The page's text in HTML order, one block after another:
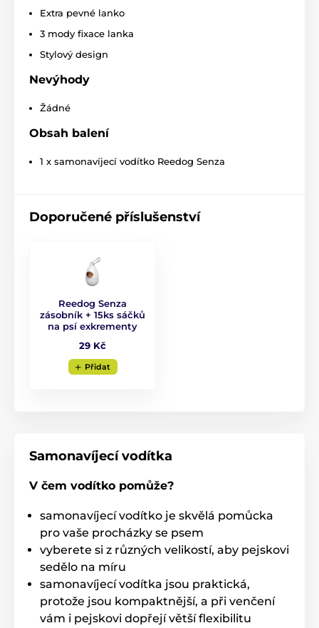
Vodítka Reedog jsou osazena lankem, které se
využívá ve vojenství při výrobě padáků, proto se
vyznačuje výbornou schopností vydržet zátěž.
Jediným stiskem: pohotová kontrola
nebo projíždějící auto, vodítko Reedog Senza vám
dovolí přesnou kontrolu intuitivním ovládáním
brzdového tlačítka.Jedním stiskem si tak pohotově
přitáhnete, zastavíte nebo uvolnítespeciální lanko
vodítka, které se nikdy nezamotá
Technické specifikace se mohou změnit bez
výslovného upozornění. Obrázky mají pouze
ilustrativní charakter.
Extra pevné lanko
3 mody fixace lanka
Stylový design
Nevýhody
Žádné
Obsah balení
1 x samonavíjecí vodítko Reedog Senza
Doporučené příslušenství
Reedog Senza
zásobník + 15ks sáčků
na psí exkrementy
29 Kč
Přidat
Samonavíjecí vodítka
V čem vodítko pomůže?
samonavíjecí vodítko je skvělá pomůcka
pro vaše procházky se psem
vyberete si z různých velikostí, aby pejskovi
sedělo na míru
samonavíjecí vodítka jsou praktická,
protože jsou kompaktnější, a při venčení
vám i pejskovi dopřejí větší flexibilitu